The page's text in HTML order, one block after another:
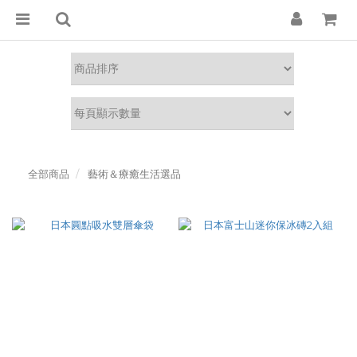
全部商品 藝術＆療癒生活選品